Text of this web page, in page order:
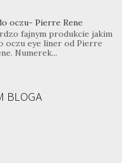
oczu- Pierre Rene
fajnym produkcie jakim
oczu eye liner od Pierre
Numerek...
BLOGA